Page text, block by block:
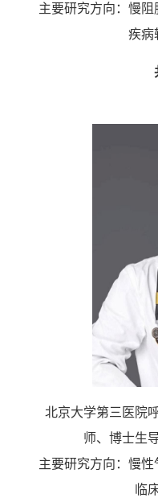
主要研究方向：慢
疾病
北京大学第三医院
师、博士生
主要研究方向：慢
临